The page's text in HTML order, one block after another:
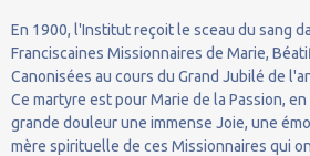
En 1900, l'Institut reçoit le sceau du sang
Franciscaines Missionnaires de Marie,
Canonisées au cours du Grand Jubilé de
Ce martyre est pour Marie de la Passion,
grande douleur une immense Joie, une
mère spirituelle de ces Missionnaires qui